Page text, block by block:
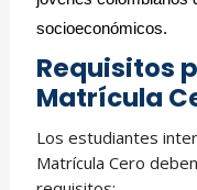
socioeconómicos.
Requisitos
Matrícula
Los estudiantes
Matrícula Cero